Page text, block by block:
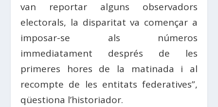
van reportar alguns observadors
electorals, la disparitat va començar a
imposar-se als números
immediatament després de les
primeres hores de la matinada i al
recompte de les entitats federatives”,
qüestiona l’historiador.